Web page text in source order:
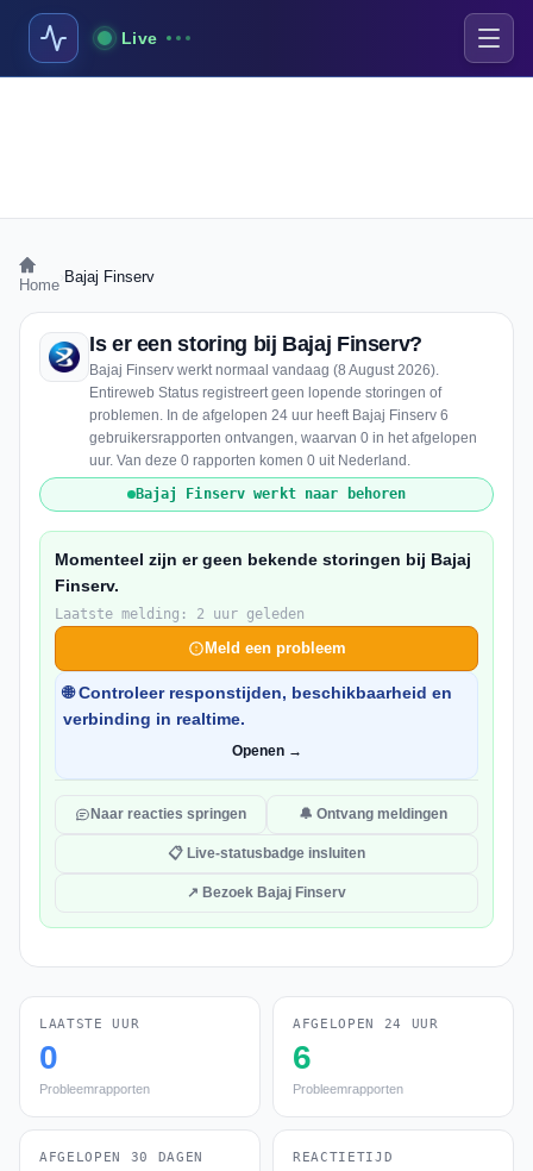
Live
Home Bajaj Finserv
Is er een storing bij Bajaj Finserv?
Bajaj Finserv werkt normaal vandaag (8 August 2026).
Entireweb Status registreert geen lopende storingen of
problemen. In de afgelopen 24 uur heeft Bajaj Finserv 6
gebruikersrapporten ontvangen, waarvan 0 in het afgelopen
uur. Van deze 0 rapporten komen 0 uit Nederland.
Bajaj Finserv werkt naar behoren
Momenteel zijn er geen bekende storingen bij Bajaj
Finserv.
Laatste melding: 2 uur geleden
Meld een probleem
🌐 Controleer responstijden, beschikbaarheid en
verbinding in realtime.
Openen →
Naar reacties springen 🔔 Ontvang meldingen
📋 Live-statusbadge insluiten
↗ Bezoek Bajaj Finserv
LAATSTE UUR
0
Probleemrapporten
AFGELOPEN 24 UUR
6
Probleemrapporten
AFGELOPEN 30 DAGEN REACTIETIJD